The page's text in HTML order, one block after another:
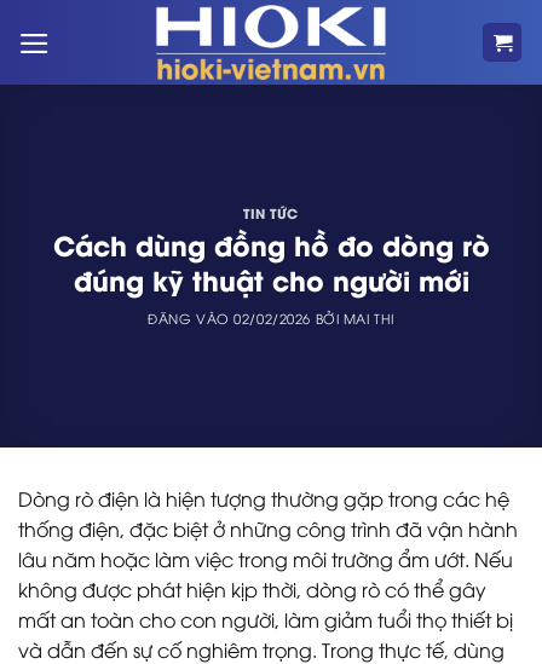
qua
TIN TỨC
Cách dùng đồng hồ đo dòng rò
đúng kỹ thuật cho người mới
ĐĂNG VÀO02/02/2026 BỞI MAI THI
Dòng rò điện là hiện tượng thường gặp trong các hệ
thống điện, đặc biệt ở những công trình đã vận hành
lâu năm hoặc làm việc trong môi trường ẩm ướt. Nếu
không được phát hiện kịp thời, dòng rò có thể gây
mất an toàn cho con người, làm giảm tuổi thọ thiết bị
và dẫn đến sự cố nghiêm trọng. Trong thực tế, dùng